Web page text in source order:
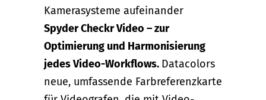
Kamerasysteme aufeinander
Spyder Checkr Video – zur
Optimierung und Harmonisierung
jedes Video-Workflows. Datacolors
neue, umfassende Farbreferenzkarte